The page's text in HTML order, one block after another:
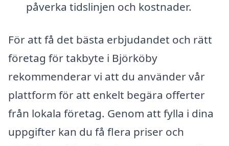
påverka tidslinjen och kostnader.
För att få det bästa erbjudandet och rätt
företag för takbyte i Björköby
rekommenderar vi att du använder vår
plattform för att enkelt begära offerter
från lokala företag. Genom att fylla i dina
uppgifter kan du få flera priser och